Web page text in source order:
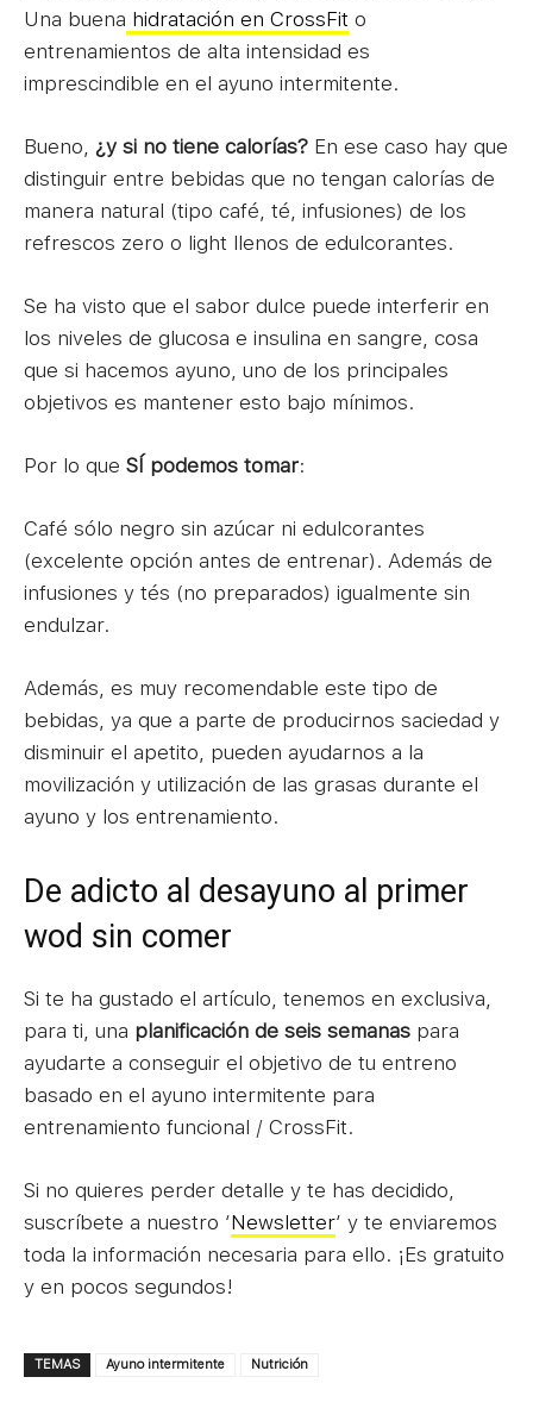
Una buena hidratación en CrossFit o
entrenamientos de alta intensidad es
imprescindible en el ayuno intermitente.
Bueno, ¿y si no tiene calorías? En ese caso hay que
distinguir entre bebidas que no tengan calorías de
manera natural (tipo café, té, infusiones) de los
refrescos zero o light llenos de edulcorantes.
Se ha visto que el sabor dulce puede interferir en
los niveles de glucosa e insulina en sangre, cosa
que si hacemos ayuno, uno de los principales
objetivos es mantener esto bajo mínimos.
Por lo que SÍ podemos tomar:
Café sólo negro sin azúcar ni edulcorantes
(excelente opción antes de entrenar). Además de
infusiones y tés (no preparados) igualmente sin
endulzar.
Además, es muy recomendable este tipo de
bebidas, ya que a parte de producirnos saciedad y
disminuir el apetito, pueden ayudarnos a la
movilización y utilización de las grasas durante el
ayuno y los entrenamiento.
De adicto al desayuno al primer
wod sin comer
Si te ha gustado el artículo, tenemos en exclusiva,
para ti, una planificación de seis semanas para
ayudarte a conseguir el objetivo de tu entreno
basado en el ayuno intermitente para
entrenamiento funcional / CrossFit.
Si no quieres perder detalle y te has decidido,
suscríbete a nuestro ‘Newsletter‘ y te enviaremos
toda la información necesaria para ello. ¡Es gratuito
y en pocos segundos!
TEMAS Ayuno intermitente Nutrición